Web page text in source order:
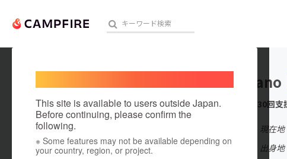
人気のプロジェクト 注目のリター
アート・写真
This site is available to users outside Japan.
Before continuing, please confirm the
following.
※ Some features may not be available depending on
your country, region, or project.
DaichiYano
これまでに30回支
現在
出身国：日本
出身